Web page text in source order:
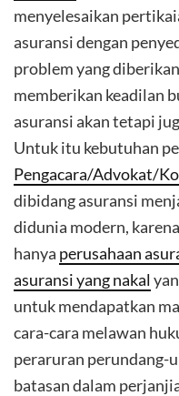
menyelesaikan
asuransi dengan
problem yang
memberikan keadilan
asuransi akan tetapi
Untuk itu kebutuhan
Pengacara/Advokat/
dibidang asuransi
didunia modern,
hanya perusahaan
asuransi yang nakal
untuk mendapatkan
cara-cara melawan
peraruran perundang-
batasan dalam